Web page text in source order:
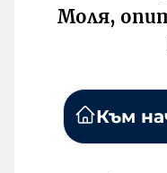
Моля,
Към